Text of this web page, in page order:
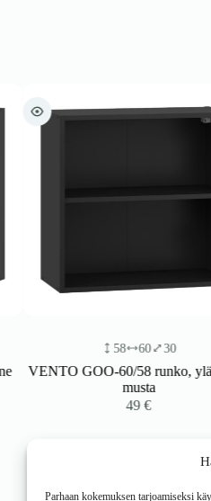
Parhaan kokemuksen tarjoamiseksi
60 30
VENTO GOO-60/58 runko,
musta